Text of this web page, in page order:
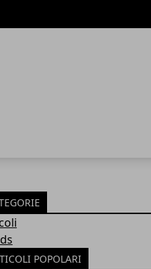
POPOLARI